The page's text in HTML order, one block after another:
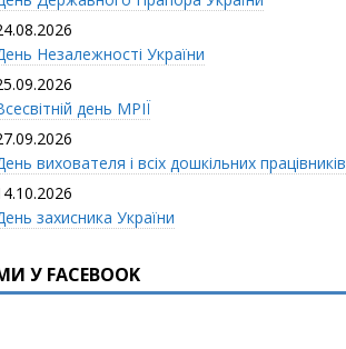
Незалежності України
день МРІЇ
вихователя і всіx дошкільних працівників
захисника України
У FACEBOOK